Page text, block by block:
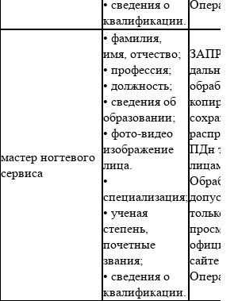
• сведения о
квалификации.
мастер ногтевого
сервиса
• фамилия,
имя, отчество;
• профессия;
• должность;
• сведения об
образовании;
• фото-видео
изображение
лица.
•
специализация;
• ученая
степень,
почетные
звания;
• сведения о
квалификации.
ЗАПРЕТ
ПДн
лицами.
только
сайте